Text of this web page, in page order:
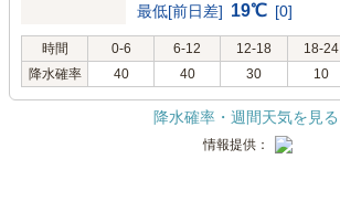
最低[前日差] 19℃ [0]
時間 0-6 6-12 12-18
18-24
降水確率
40 40 30 10
降水確率・週間天気を見る
情報提供：